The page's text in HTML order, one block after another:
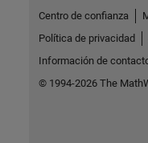
Centro de confianza
Política de privacidad
Información de
© 1994-2026 The